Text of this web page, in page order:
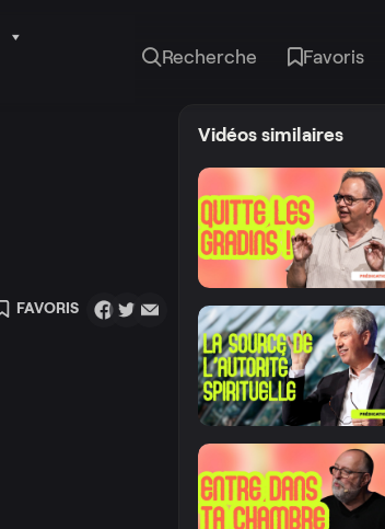
Recherche Favoris
FAVORIS
Vidéos similaires